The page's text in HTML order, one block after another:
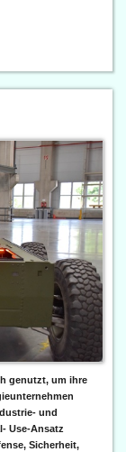
genutzt, um ihre
und
Use-Ansatz
Sicherheit,